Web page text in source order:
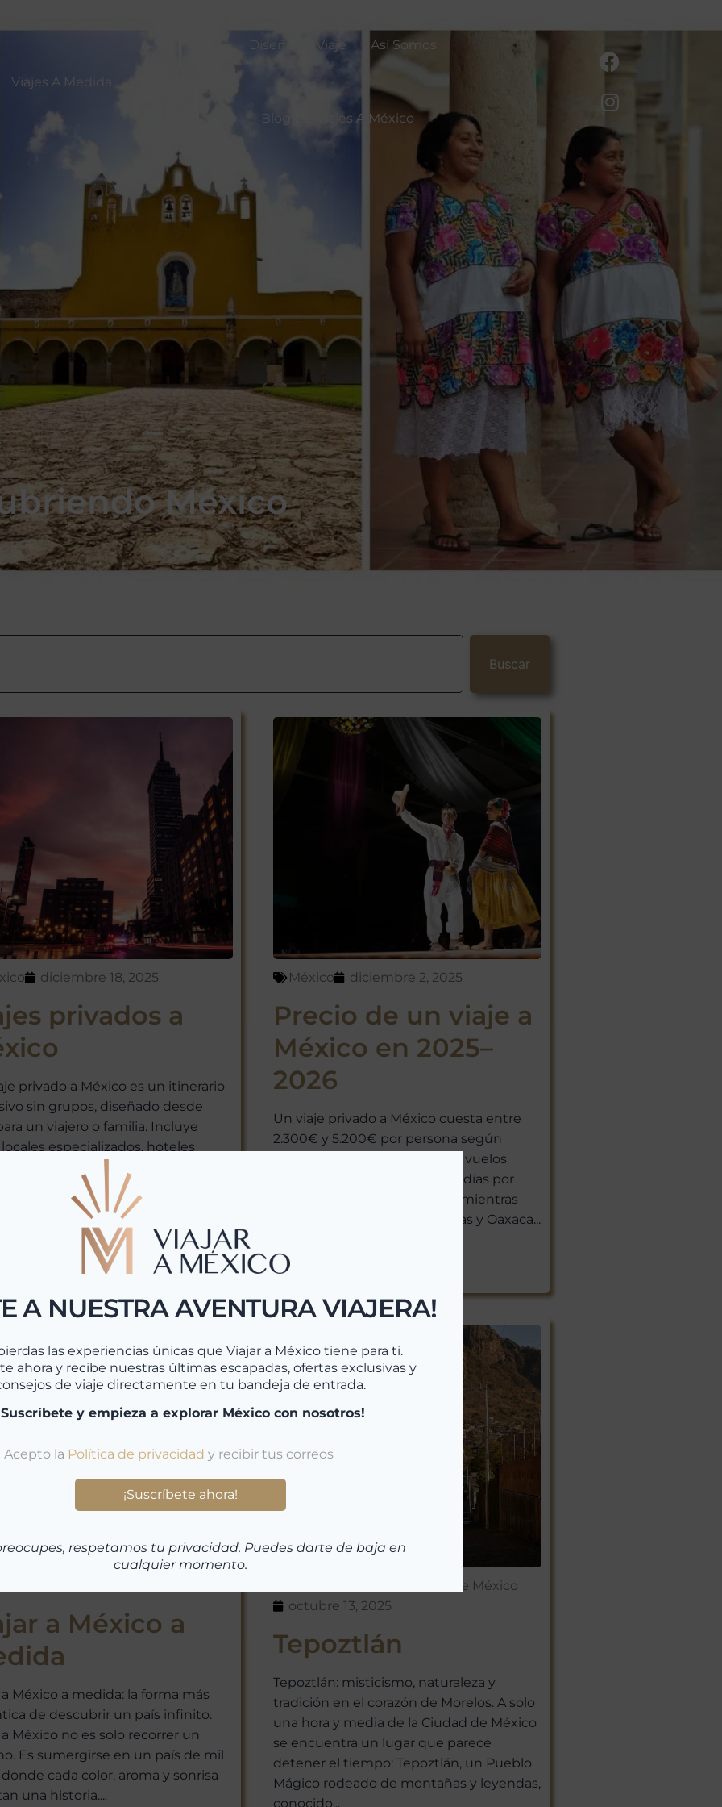
Viajes A Medida
Diseña Tu Viaje Así Somos
Blog De Viajes A México
México
Buscar
diciembre 18, 2025
privados a
privado a México es un itinerario
sin grupos, diseñado desde
un viajero o familia. Incluye
especializados, hoteles
y haciendas seleccionadas,
en vehículo privado y atención
Viajar a México organizamos...
México diciembre 2, 2025
Precio de un viaje a
México en 2025–
2026
Un viaje privado a México cuesta entre
2.300€ y 5.200€ por persona según
duración y destino, sin contar vuelos
internacionales. Un viaje de 7 días por
Yucatán parte desde 2.300€, mientras
una ruta de 14 días por Chiapas y Oaxaca...
Leer Más >>
a México a
a México a medida: la forma más
de descubrir un país infinito.
a México no es solo recorrer un
Es sumergirse en un país de mil
donde cada color, aroma y sonrisa
una historia....
Pueblos Mágicos de México
octubre 13, 2025
Tepoztlán
Tepoztlán: misticismo, naturaleza y
tradición en el corazón de Morelos. A solo
una hora y media de la Ciudad de México
se encuentra un lugar que parece
detener el tiempo: Tepoztlán, un Pueblo
Mágico rodeado de montañas y leyendas,
conocido...
A NUESTRA AVENTURA VIAJERA!
las experiencias únicas que Viajar a México tiene para ti.
ahora y recibe nuestras últimas escapadas, ofertas exclusivas y
de viaje directamente en tu bandeja de entrada.
y empieza a explorar México con nosotros!
respetamos tu privacidad. Puedes darte de baja en
cualquier momento.